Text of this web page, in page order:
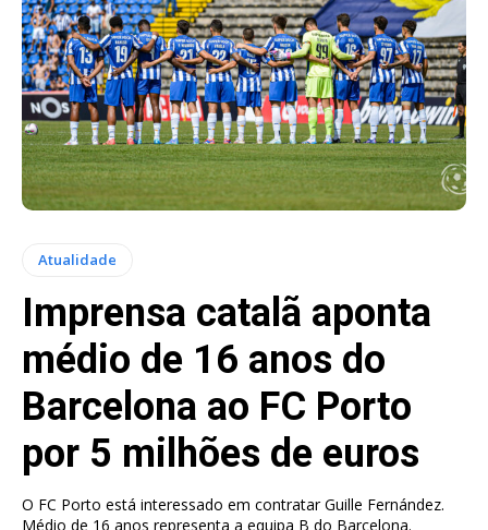
Atualidade
Imprensa catalã aponta
médio de 16 anos do
Barcelona ao FC Porto
por 5 milhões de euros
O FC Porto está interessado em contratar Guille Fernández.
Médio de 16 anos representa a equipa B do Barcelona.